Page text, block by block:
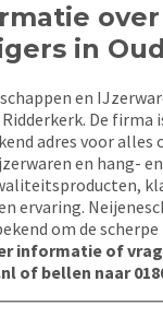
over
in
en
De firma
adres voor alles
en hang-
ervaring.
om de
informatie of
of bellen naar